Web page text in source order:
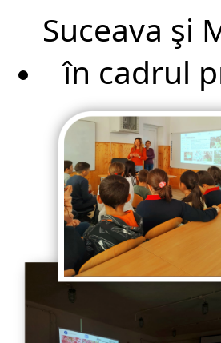
Suceava şi
în cadrul